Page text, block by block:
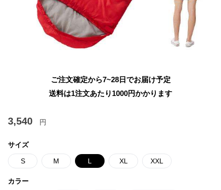
ご注文確定から7~28日でお届け予定
送料は1注文あたり 1000円かかります
3,540 円
サイズ
S M L XL XXL
カラー